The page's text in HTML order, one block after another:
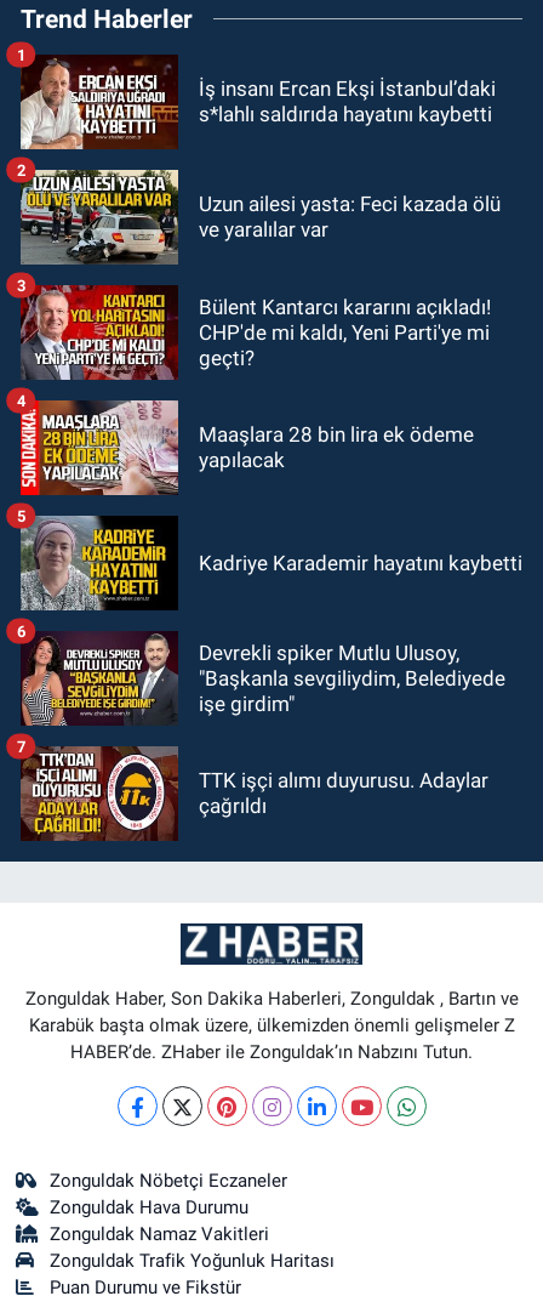
hazırlık maçı oynayacak... İşte
19:27
19:12TMO kabuklu fındık alım
GÜNDEM
18:52Zonguldak'ta pitbul köpek
anne ve çocuğuna saldırdı: Tedavi
Trend Haberler
İş insanı Ercan Ekşi İstanbul’daki
s*lahlı saldırıda hayatını kaybetti
1
Uzun ailesi yasta: Feci kazada ölü
ve yaralılar var
2
Bülent Kantarcı kararını açıkladı!
CHP'de mi kaldı, Yeni Parti'ye mi
geçti?
3
Maaşlara 28 bin lira ek ödeme
yapılacak
4
Kadriye Karademir hayatını kaybetti
5
Devrekli spiker Mutlu Ulusoy,
"Başkanla sevgiliydim, Belediyede
işe girdim"
6
TTK işçi alımı duyurusu. Adaylar
çağrıldı
7
Zonguldak Haber, Son Dakika Haberleri, Zonguldak , Bartın ve
Karabük başta olmak üzere, ülkemizden önemli gelişmeler Z
HABER’de. ZHaber ile Zonguldak’ın Nabzını Tutun.
Zonguldak Nöbetçi Eczaneler
Zonguldak Hava Durumu
Zonguldak Namaz Vakitleri
Zonguldak Trafik Yoğunluk Haritası
Puan Durumu ve Fikstür